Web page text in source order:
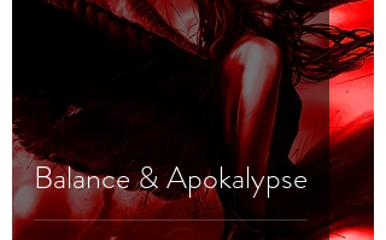
Balance & Apokalypse